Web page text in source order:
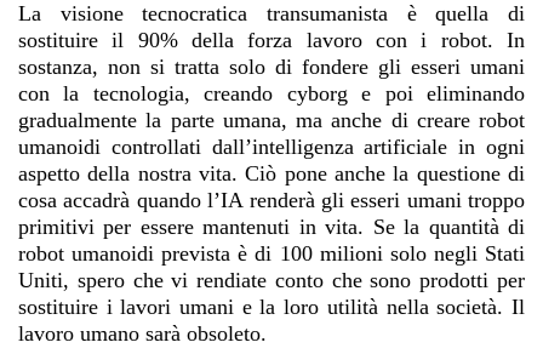
La visione tecnocratica transumanista è quella di
sostituire il 90% della forza lavoro con i robot. In
sostanza, non si tratta solo di fondere gli esseri umani
con la tecnologia, creando cyborg e poi eliminando
gradualmente la parte umana, ma anche di creare robot
umanoidi controllati dall’intelligenza artificiale in ogni
aspetto della nostra vita. Ciò pone anche la questione di
cosa accadrà quando l’IA renderà gli esseri umani troppo
primitivi per essere mantenuti in vita. Se la quantità di
robot umanoidi prevista è di 100 milioni solo negli Stati
Uniti, spero che vi rendiate conto che sono prodotti per
sostituire i lavori umani e la loro utilità nella società. Il
lavoro umano sarà obsoleto.